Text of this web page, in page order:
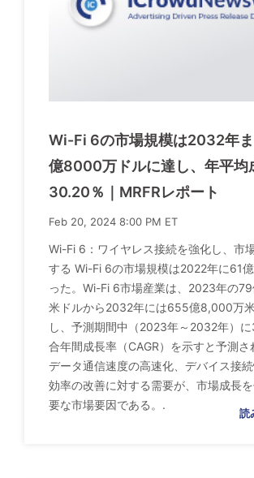
Wi-Fi 6の市場規模は2032年
億8000万ドルに達し、年平均
30.20％｜MRFRレポート
Feb 20, 2024 8:00 PM ET
Wi-Fi 6：ワイヤレス接続を強化し、市
する Wi-Fi 6の市場規模は2022年に61
った。Wi-Fi 6市場産業は、2023年の
米ドルから2032年には655億8,000万
し、予測期間中（2023年～2032年）
合年間成長率（CAGR）を示すと予測さ
データ通信速度の高速化、デバイス接続
効率の改善に対する需要が、市場成長
要な市場要因である。.
読